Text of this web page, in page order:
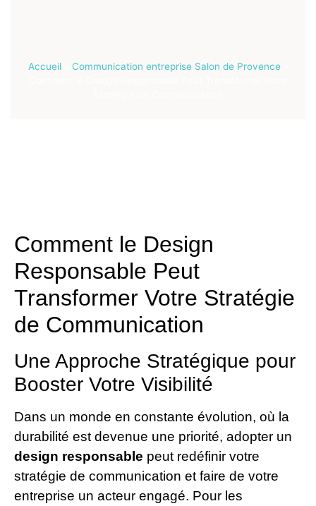
Accueil» Communication entreprise Salon de Provence»
Comment le Design
Responsable Peut
Transformer Votre Stratégie
de Communication
Une Approche Stratégique pour
Booster Votre Visibilité
Dans un monde en constante évolution, où la
durabilité est devenue une priorité, adopter un
design responsable peut redéfinir votre
stratégie de communication et faire de votre
entreprise un acteur engagé. Pour les